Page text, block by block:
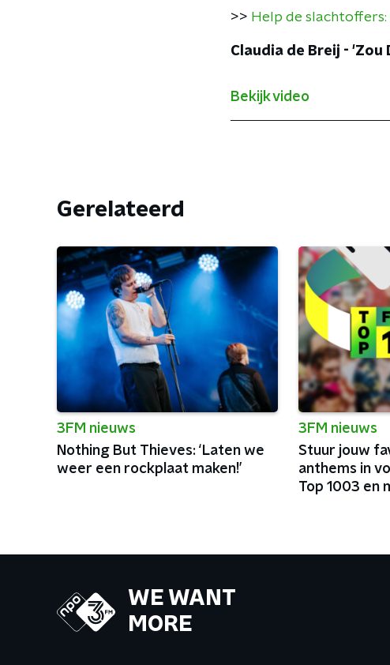
>> Help de slachtoffers:
Claudia de Breij - 'Zou
Bekijk video
Gerelateerd
3FM nieuws
Nothing But Thieves: ‘Laten we
weer een rockplaat maken!’
3FM nieuws
Stuur jouw
anthems in
Top 1003 en
WE WANT
MORE